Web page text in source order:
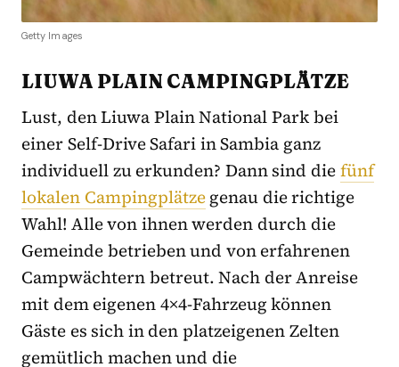
Getty Images
LIUWA PLAIN CAMPINGPLÄTZE
Lust, den Liuwa Plain National Park bei
einer Self-Drive Safari in Sambia ganz
individuell zu erkunden? Dann sind diefünf
lokalen Campingplätzegenau die richtige
Wahl! Alle von ihnen werden durch die
Gemeinde betrieben und von erfahrenen
Campwächtern betreut. Nach der Anreise
mit dem eigenen 4×4-Fahrzeug können
Gäste es sich in den platzeigenen Zelten
gemütlich machen und die